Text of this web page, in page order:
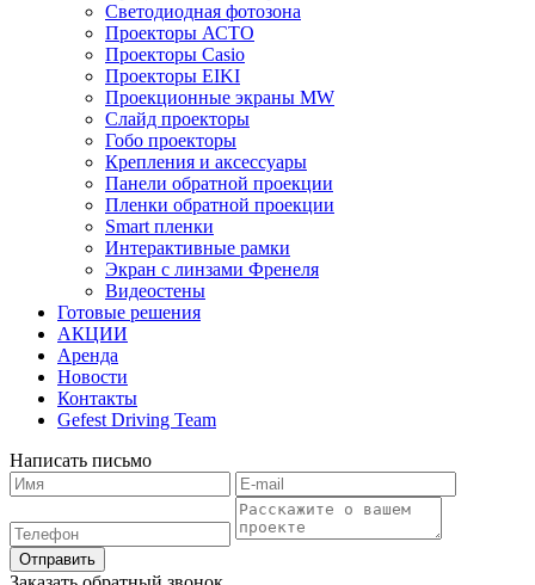
Светодиодная фотозона
Проекторы АСТО
Проекторы Casio
Проекторы EIKI
Проекционные экраны MW
Слайд проекторы
Гобо проекторы
Крепления и аксессуары
Панели обратной проекции
Пленки обратной проекции
Smart пленки
Интерактивные рамки
Экран с линзами Френеля
Видеостены
Готовые решения
АКЦИИ
Аренда
Новости
Контакты
Gefest Driving Team
Написать письмо
Отправить